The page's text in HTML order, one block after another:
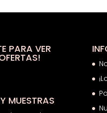
es:
PARA VER
MUESTRAS